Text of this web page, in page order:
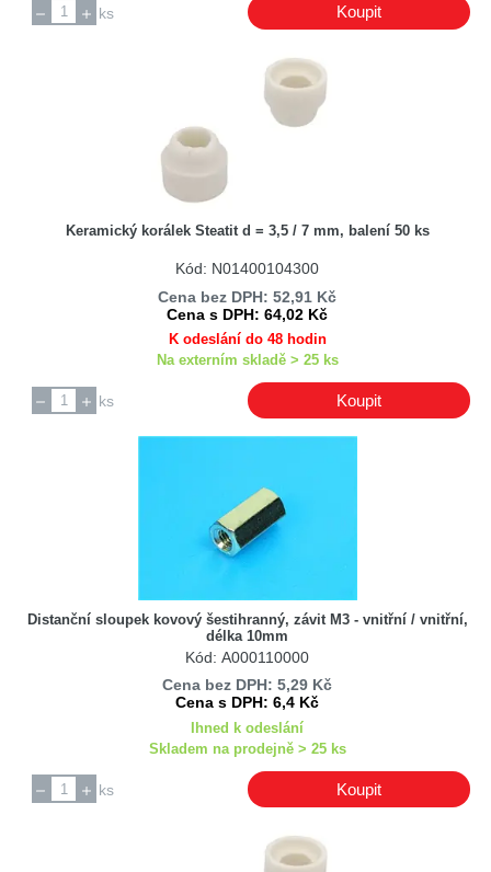
ks Koupit
Keramický korálek Steatit d = 3,5 / 7 mm, balení 50 ks
Kód: N01400104300
Cena bez DPH: 52,91 Kč
Cena s DPH: 64,02 Kč
K odeslání do 48 hodin
Na externím skladě > 25 ks
ks Koupit
Distanční sloupek kovový šestihranný, závit M3 - vnitřní / vnitřní,
délka 10mm
Kód: A000110000
Cena bez DPH: 5,29 Kč
Cena s DPH: 6,4 Kč
Ihned k odeslání
Skladem na prodejně > 25 ks
ks Koupit